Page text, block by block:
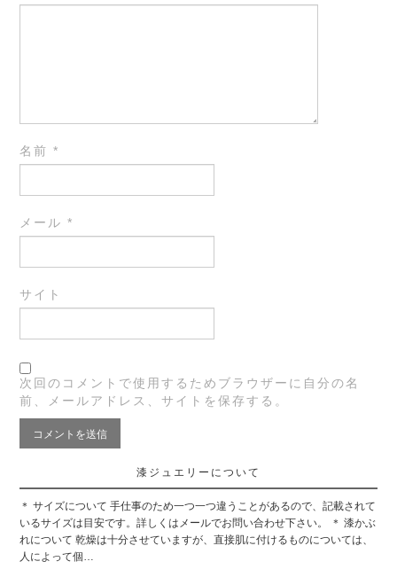
名前*
メール*
サイト
次回のコメントで使用するためブラウザーに自分の名
前、メールアドレス、サイトを保存する。
漆ジュエリーについて
＊ サイズについて 手仕事のため一つ一つ違うことがあるので、記載されて
いるサイズは目安です。詳しくはメールでお問い合わせ下さい。 ＊ 漆かぶ
れについて 乾燥は十分させていますが、直接肌に付けるものについては、
人によって個…